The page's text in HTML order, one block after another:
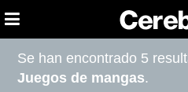
Se han encontrado 5
Juegos de mangas.